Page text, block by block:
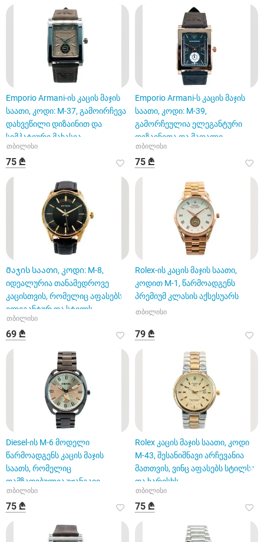
Emporio Armani-ის კაცის მაჯის
საათი, კოდი: M-37, გამოირჩევა
დახვეწილი დიზაინით და
სიმპატიური მახასია
თბილისი
75 ₾
Emporio Armani-ს კაცის მაჯის
საათი, კოდი: M-39,
გამორჩეულია ელეგანტური
დიზაინითა და მაღალი
ხარისხის
თბილისი
75 ₾
Მაჯის საათი, კოდი: M-8,
იდეალურია თანამედროვე
კაცისთვის, რომელიც აფასებს
ელეგანტურ და სტილს
თბილისი
69 ₾
Rolex-ის კაცის მაჯის საათი,
კოდით M-1, წარმოადგენს
პრემიუმ კლასის აქსესუარს
თბილისი
79 ₾
Diesel-ის M-6 მოდელი
წარმოადგენს კაცის მაჯის
საათს, რომელიც
დამზადებულია უჟანგავი
მეტალისგან
თბილისი
75 ₾
Rolex კაცის მაჯის საათი, კოდი
M-43, შესანიშნავი არჩევანია
მათთვის, ვინც აფასებს სტილსა
და ხარისხს.
თბილისი
75 ₾